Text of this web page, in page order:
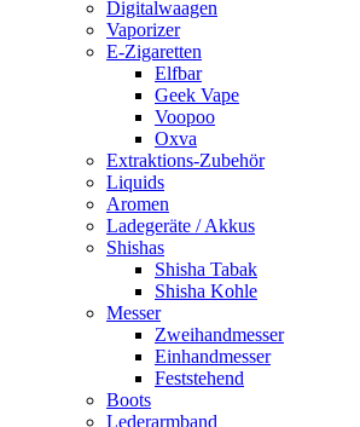
Digitalwaagen
Vaporizer
E-Zigaretten
Elfbar
Geek Vape
Voopoo
Oxva
Extraktions-Zubehör
Liquids
Aromen
Ladegeräte / Akkus
Shishas
Shisha Tabak
Shisha Kohle
Messer
Zweihandmesser
Einhandmesser
Feststehend
Boots
Lederarmband